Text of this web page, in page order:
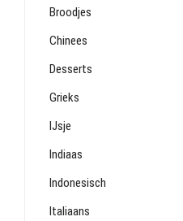
Broodjes
Chinees
Desserts
Grieks
IJsje
Indiaas
Indonesisch
Italiaans